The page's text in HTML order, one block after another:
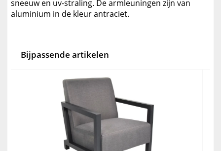
sneeuw en uv-straling. De armleuningen zijn van
aluminium in de kleur antraciet.
Bijpassende artikelen